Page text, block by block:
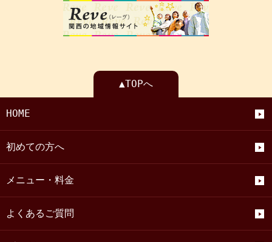
▲TOPへ
HOME
初めての方へ
メニュー・料金
よくあるご質問